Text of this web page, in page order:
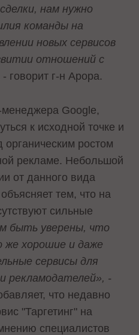
нам нужно
команды на
новых сервисов
отношений с
- говорит г-н Арора.
Google,
к исходной точке и
ростом
рекламе. Небольшой
от данного вида
тем, что на
сильные
быть уверены, что
же хорошие и даже
сервисы для
рекламодателей», -
что недавно
"Таргетинг" на
специалистов